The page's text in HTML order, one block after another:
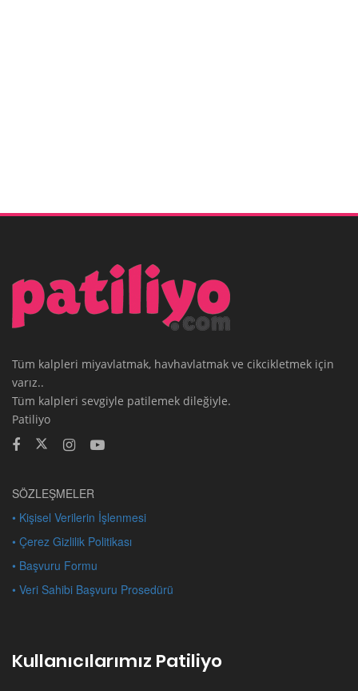
Tüm kalpleri miyavlatmak, havhavlatmak ve cikcikletmek için
varız..
Tüm kalpleri sevgiyle patilemek dileğiyle.
Patiliyo
SÖZLEŞMELER
• Kişisel Verilerin İşlenmesi
• Çerez Gizlilik Politikası
• Başvuru Formu
• Veri Sahibi Başvuru Prosedürü
Kullanıcılarımız Patiliyo